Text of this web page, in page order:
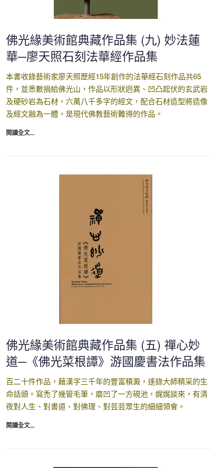
佛光緣美術館典藏作品集 (九) 妙法蓮
華─廖天照石刻法華經作品集
本書收錄藝術家廖天照歷經15年創作的法華經石刻作品共65
件，並悉數捐給佛光山，作品以形狀迥異、凹凸起伏的玄武岩
及硬砂岩為石材，六萬八千多字的經文，配合石材造型將造像
及經文融為一體，是現代佛教藝術難得的作品。
閱讀全文...
佛光緣美術館典藏作品集 (五) 禪心妙
道─《佛光菜根譚》游國慶書法作品集
百二十件作品，藉漢字三千年的豐富積澱，迻錄大師精采的生
命話頭。寫禿了幾管毛筆，磨凹了一方硯池，娓娓談來，有清
夜對人生、對書道、對佛理、對芸芸眾生的細細領會。
閱讀全文...